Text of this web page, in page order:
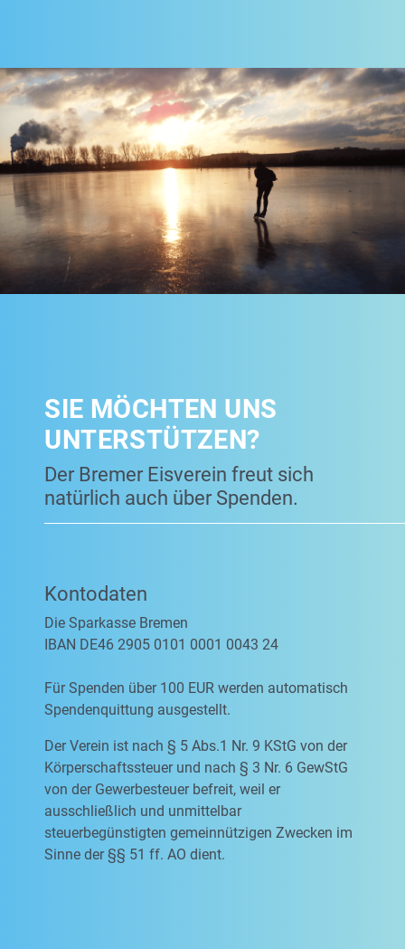
SIE MÖCHTEN UNS
UNTERSTÜTZEN?
Der Bremer Eisverein freut sich
natürlich auch über Spenden.
Kontodaten
Die Sparkasse Bremen
IBAN DE46 2905 0101 0001 0043 24
Für Spenden über 100 EUR werden automatisch
Spendenquittung ausgestellt.
Der Verein ist nach § 5 Abs.1 Nr. 9 KStG von der
Körperschaftssteuer und nach § 3 Nr. 6 GewStG
von der Gewerbesteuer befreit, weil er
ausschließlich und unmittelbar
steuerbegünstigten gemeinnützigen Zwecken im
Sinne der §§ 51 ff. AO dient.